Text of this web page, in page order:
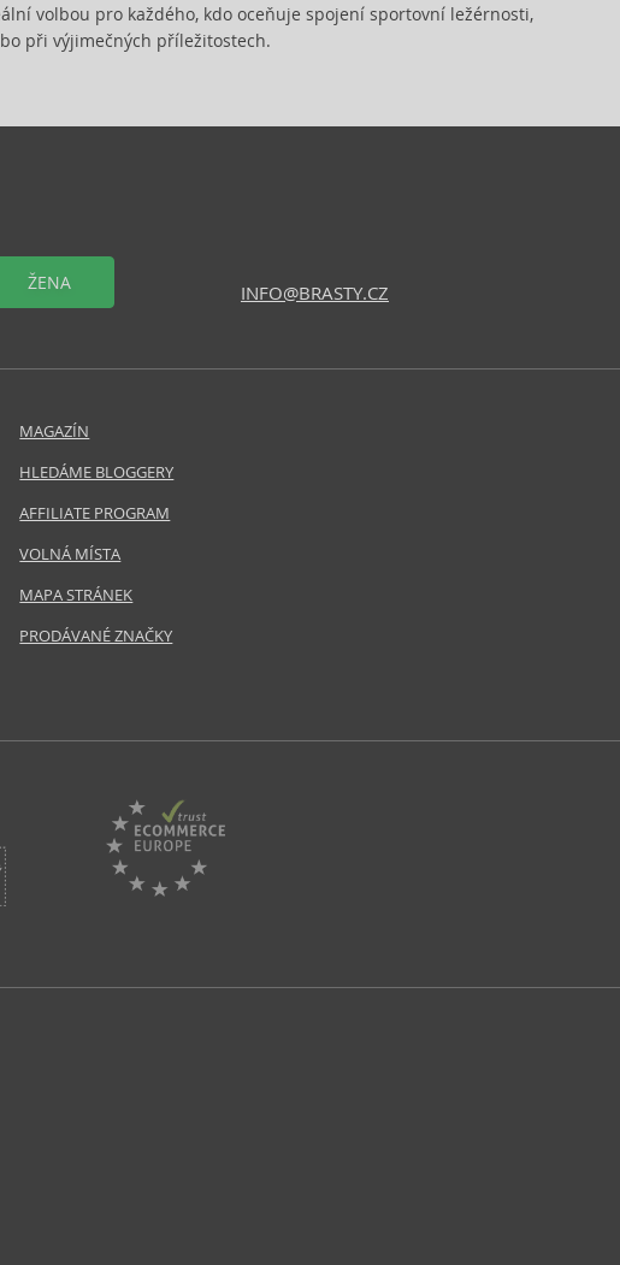
volbou pro každého, kdo oceňuje spojení sportovní ležérnosti,
při výjimečných příležitostech.
ŽENA INFO@BRASTY.CZ
MAGAZÍN
HLEDÁME BLOGGERY
AFFILIATE PROGRAM
VOLNÁ MÍSTA
MAPA STRÁNEK
PRODÁVANÉ ZNAČKY